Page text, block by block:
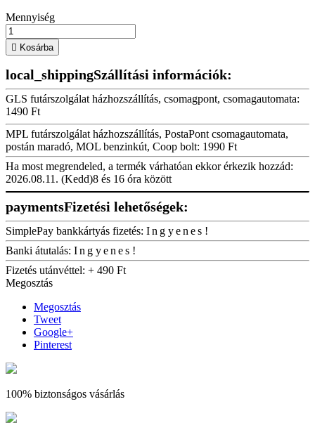
Mennyiség
 Kosárba
local_shippingSzállítási információk:
GLS futárszolgálat házhozszállítás, csomagpont, csomagautomata:
1490 Ft
MPL futárszolgálat házhozszállítás, PostaPont csomagautomata,
postán maradó, MOL benzinkút, Coop bolt: 1990 Ft
Ha most megrendeled, a termék várhatóan ekkor érkezik hozzád:
2026.08.11. (Kedd)8 és 16 óra között
paymentsFizetési lehetőségek:
SimplePay bankkártyás fizetés: Ingyenes!
Banki átutalás: Ingyenes!
Fizetés utánvéttel: + 490 Ft
Megosztás
Megosztás
Tweet
Google+
Pinterest
100% biztonságos vásárlás